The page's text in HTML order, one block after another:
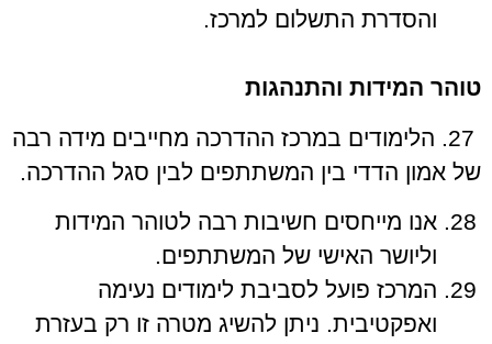
והסדרת התשלום למרכז.
טוהר המידות והתנהגות
27. הלימודים במרכז ההדרכה מחייבים מידה רבה
של אמון הדדי בין המשתתפים לבין סגל ההדרכה.
אנו מייחסים חשיבות רבה לטוהר המידות
וליושר האישי של המשתתפים.
המרכז פועל לסביבת לימודים נעימה
ואפקטיבית. ניתן להשיג מטרה זו רק בעזרת